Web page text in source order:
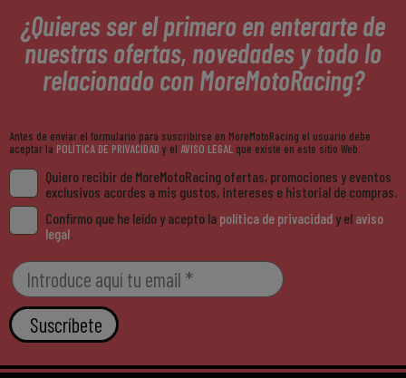
¿Quieres ser el primero en enterarte de
nuestras ofertas, novedades y todo lo
relacionado con MoreMotoRacing?
Antes de enviar el formulario para suscribirse en MoreMotoRacing el usuario debe
aceptar la POLÍTICA DE PRIVACIDAD y el AVISO LEGAL que existe en este sitio Web.
Quiero recibir de MoreMotoRacing ofertas, promociones y eventos
exclusivos acordes a mis gustos, intereses e historial de compras.
Confirmo que he leído y acepto la política de privacidad y el aviso
legal
Suscríbete